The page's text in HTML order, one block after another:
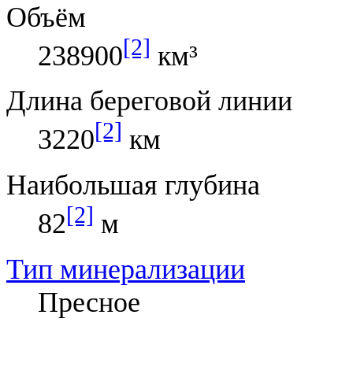
Объём
238900[2] км³
Длина береговой линии
3220[2] км
Наибольшая глубина
82[2] м
Тип минерализации
Пресное